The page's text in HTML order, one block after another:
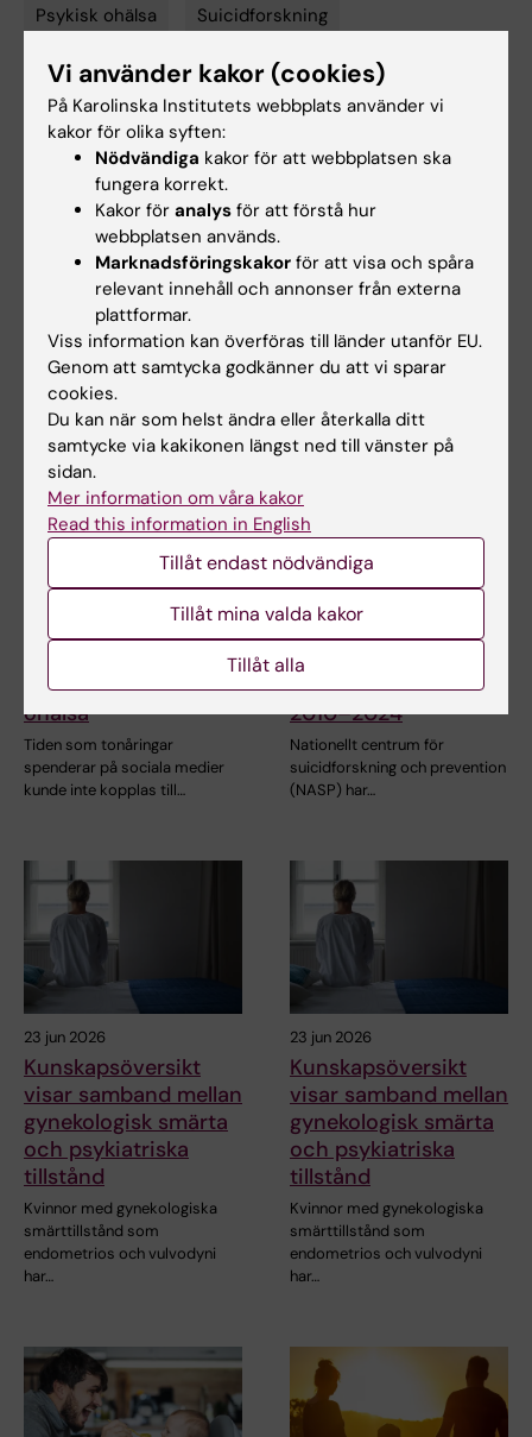
Tags
Psykisk ohälsa Suicidforskning
Uppdaterad av:
Gabriella Jansson 2022-10-26
Innehållsgranskare:
Danuta Wasserman
Relaterade artiklar
Sociala medier i
risken för psykisk
ohälsa
Tiden som tonåringar
spenderar på sociala medier
kunde inte kopplas till…
Ny statistikrapport:
Självmordsstatistik
för Stockholms län
2010–2024
Nationellt centrum för
suicidforskning och prevention
(NASP) har…
23 jun 2026
Kunskapsöversikt
visar samband mellan
gynekologisk smärta
och psykiatriska
tillstånd
Kvinnor med gynekologiska
smärttillstånd som
endometrios och vulvodyni
har…
23 jun 2026
Kunskapsöversikt
visar samband mellan
gynekologisk smärta
och psykiatriska
tillstånd
Kvinnor med gynekologiska
smärttillstånd som
endometrios och vulvodyni
har…
Vi använder kakor (cookies)
På Karolinska Institutets webbplats använder vi
kakor för olika syften:
Nödvändiga kakor för att webbplatsen ska
fungera korrekt.
Kakor för analys för att förstå hur
webbplatsen används.
Marknadsföringskakor för att visa och spåra
relevant innehåll och annonser från externa
plattformar.
Viss information kan överföras till länder utanför EU.
Genom att samtycka godkänner du att vi sparar
cookies.
Du kan när som helst ändra eller återkalla ditt
samtycke via kakikonen längst ned till vänster på
sidan.
Mer information om våra kakor
Read this information in English
Tillåt endast nödvändiga
Tillåt mina valda kakor
Tillåt alla